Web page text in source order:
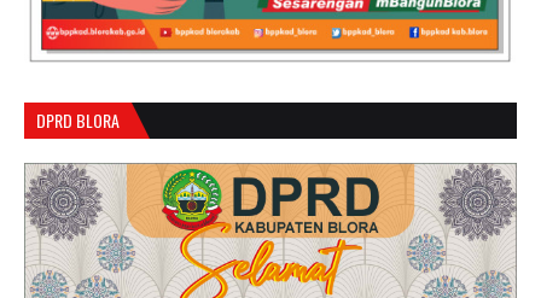
DPRD BLORA